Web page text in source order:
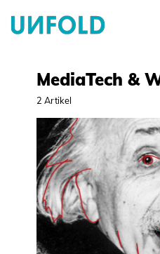
MediaTech &
2 Artikel